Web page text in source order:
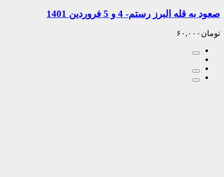
رستم- 4 و 5 فروردین 1401